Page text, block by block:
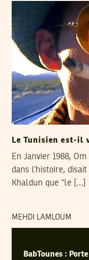
Le Tunisien est-il
En Janvier 1988,
dans l’histoire,
Khaldun que “le […]
MEHDI LAMLOUM
BabTounes :